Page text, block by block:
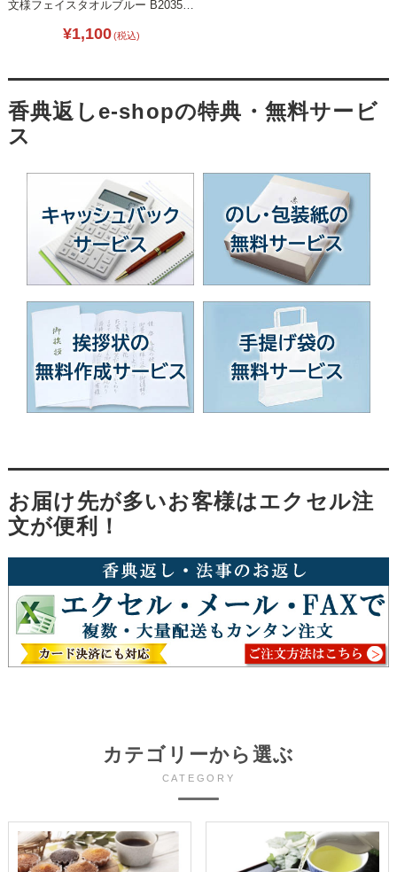
文様フェイスタオルブルー B2035-
¥1,100(税込)
香典返しe-shopの特典・無料サービ
ス
お届け先が多いお客様はエクセル注
文が便利！
カテゴリーから選ぶ
CATEGORY